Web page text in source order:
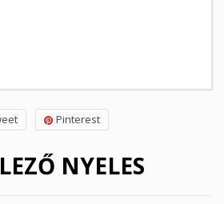
Pinterest
NYELES